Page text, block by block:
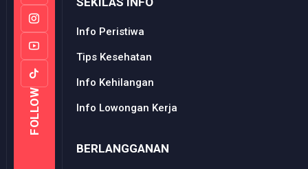
FOLLOW
Info Peristiwa
Tips Kesehatan
Info Kehilangan
Info Lowongan Kerja
BERLANGGANAN